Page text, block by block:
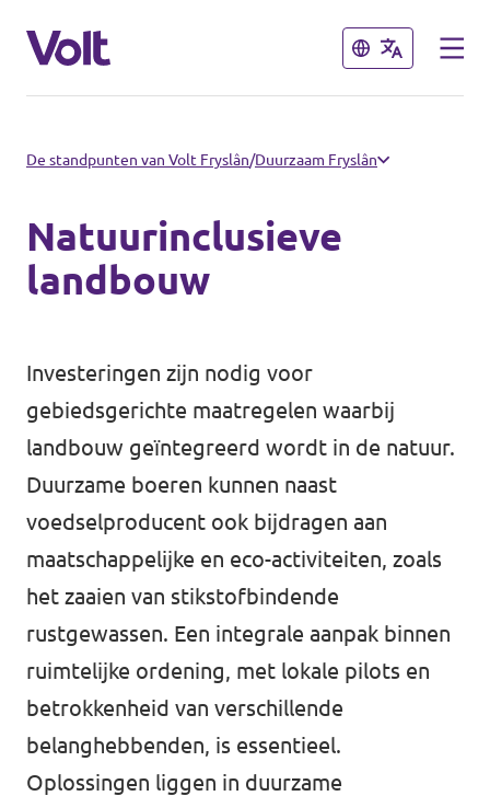
Sluiten
Kies een taal
Volt Groningen
Volt Drenthe
Bekijk alle lokale Volt afdelingen
Sluiten
Standpunten
Mensen
Agenda
Word actief!
Vacatures
Word lid!
De standpunten van Volt Fryslân/Duurzaam Fryslân
Natuurinclusieve
landbouw
Investeringen zijn nodig voor
gebiedsgerichte maatregelen waarbij
landbouw geïntegreerd wordt in de natuur.
Duurzame boeren kunnen naast
voedselproducent ook bijdragen aan
maatschappelijke en eco-activiteiten, zoals
het zaaien van stikstofbindende
rustgewassen. Een integrale aanpak binnen
ruimtelijke ordening, met lokale pilots en
betrokkenheid van verschillende
belanghebbenden, is essentieel.
Oplossingen liggen in duurzame